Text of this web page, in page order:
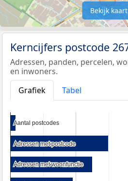
Bekijk kaart
Kerncijfers postcode
Adressen, panden, percelen,
en inwoners.
Grafiek
Tabel
Aantal postcodes
Aantal postcodes
Adressen met postcode
Adressen met postcode
Adressen met woonfunctie
Adressen met woonfunctie